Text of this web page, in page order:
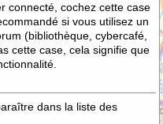
connecté, cochez cette case
si vous utilisez un
(bibliothèque, cybercafé,
cette case, cela signifie que
dans la liste des